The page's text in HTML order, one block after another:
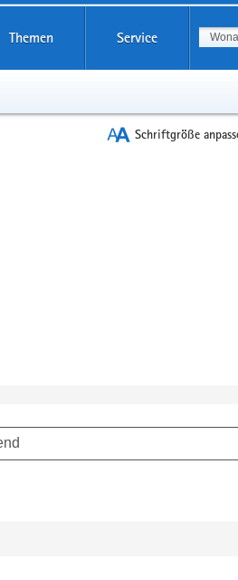
Themen Service
Schriftgröße